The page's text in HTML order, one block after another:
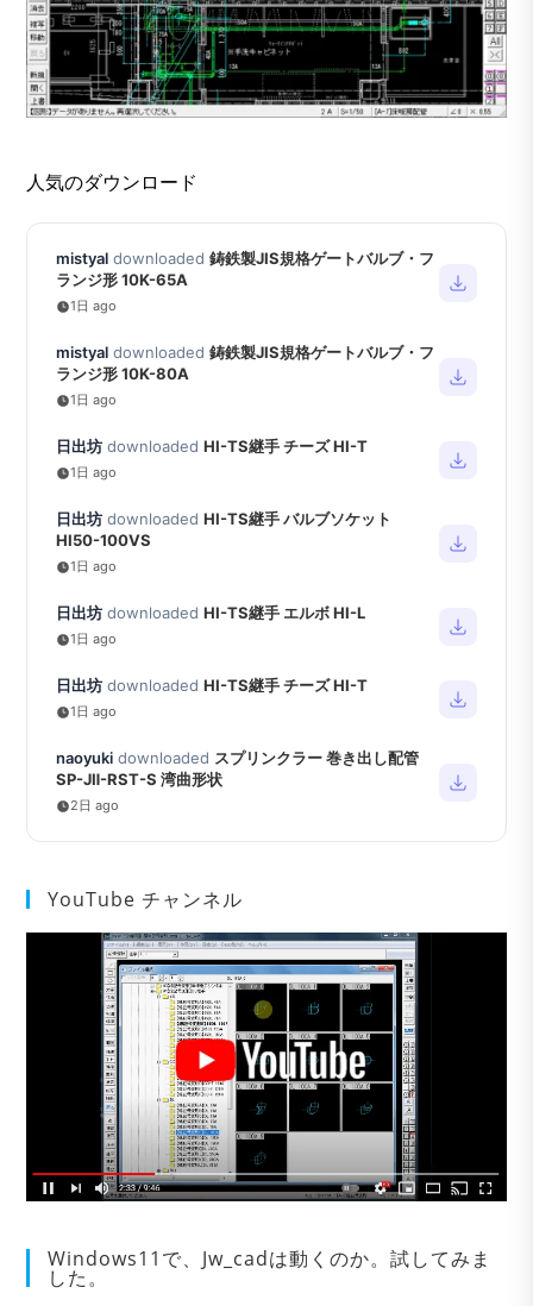
人気のダウンロード
mistyal downloaded 鋳鉄製JIS規格ゲートバルブ・フ
ランジ形 10K-65A
1日 ago
mistyal downloaded 鋳鉄製JIS規格ゲートバルブ・フ
ランジ形 10K-80A
1日 ago
日出坊 downloaded HI-TS継手 チーズ HI-T
1日 ago
日出坊 downloaded HI-TS継手 バルブソケット
HI50-100VS
1日 ago
日出坊 downloaded HI-TS継手 エルボ HI-L
1日 ago
日出坊 downloaded HI-TS継手 チーズ HI-T
1日 ago
naoyuki downloaded スプリンクラー 巻き出し配管
SP-JⅡ-RST-S 湾曲形状
2日 ago
YouTube チャンネル
Windows11で、Jw_cadは動くのか。試してみま
した。